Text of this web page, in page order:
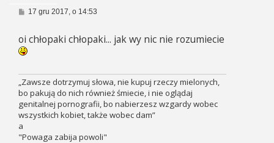
P
t
17 gru 2017, o 14:53
oi chłopaki chłopaki... jak wy nic nie rozumiecie
„Zawsze dotrzymuj słowa, nie kupuj rzeczy mielonych,
bo pakują do nich również śmiecie, i nie oglądaj
genitalnej pornografii, bo nabierzesz wzgardy wobec
wszystkich kobiet, także wobec dam”
a
"Powaga zabija powoli"